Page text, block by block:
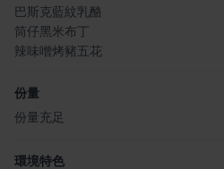
巴斯克藍紋乳酪
筒仔黑米布丁
辣味噌烤豬五花
份量
份量充足
環境特色